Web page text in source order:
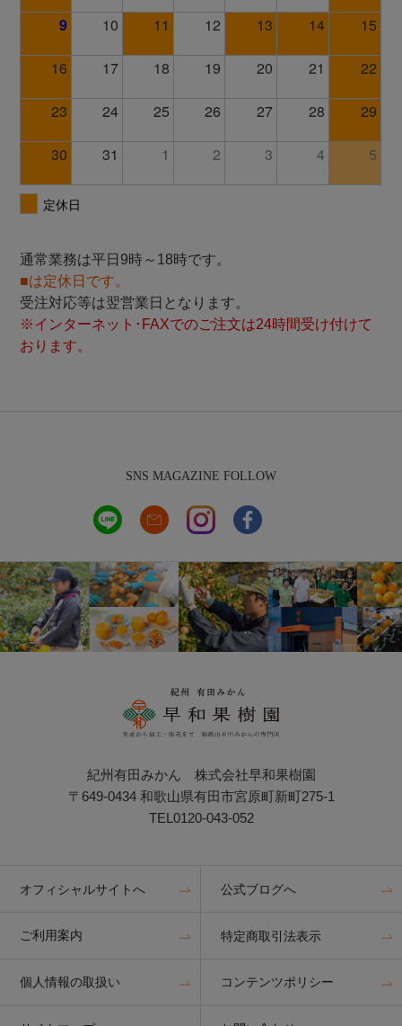
通常業務は平日9時～18時です。
■は定休日です。
受注対応等は翌営業日となります。
※インターネット･FAXでのご注文は24時間受け付けて
おります。
SNS MAGAZINE FOLLOW
紀州有田みかん 株式会社早和果樹園
〒649-0434 和歌山県有田市宮原町新町275-1
TEL0120-043-052
オフィシャルサイトへ 公式ブログへ
ご利用案内 特定商取引法表示
個人情報の取扱い コンテンツポリシー